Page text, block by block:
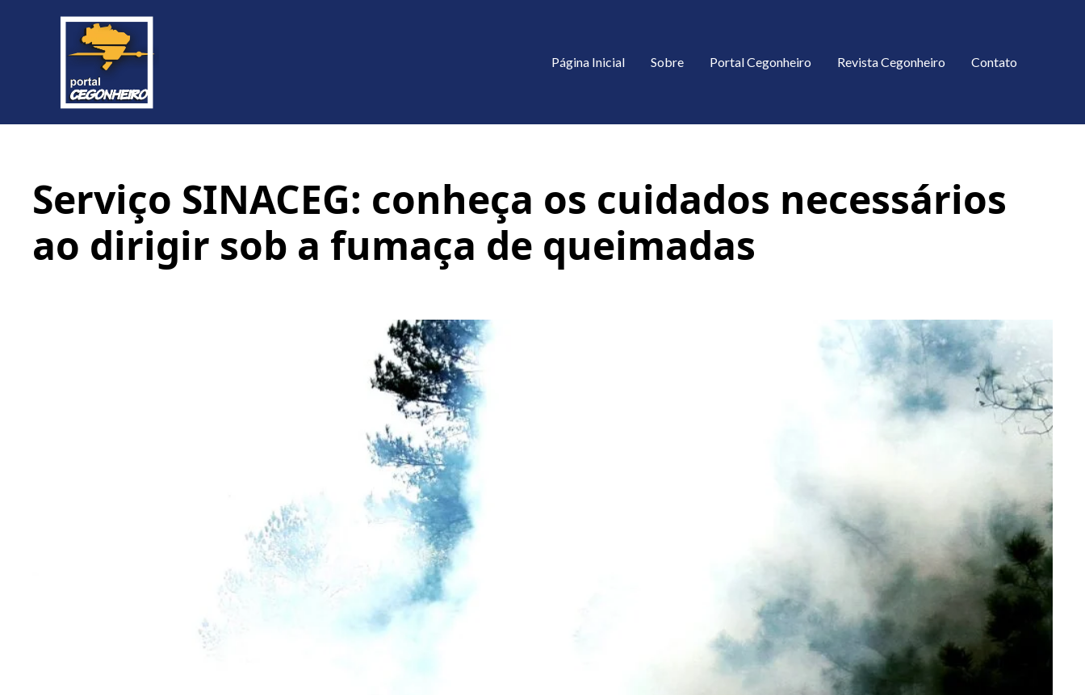
Página Inicial Sobre Portal Cegonheiro Revista Cegonheiro Contato
Serviço SINACEG: conheça os cuidados necessários
ao dirigir sob a fumaça de queimadas